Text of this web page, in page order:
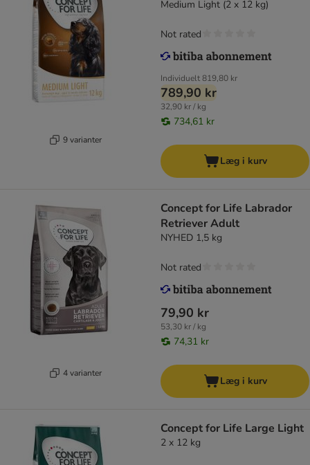
9 varianter
Medium Light (2 x 12 kg)
Individuelt819,80 kr
789,90 kr
32,90 kr / kg
734,61 kr
Not rated
Læg i kurv
4 varianter
Concept for Life Labrador
Retriever Adult
NYHED 1,5 kg
79,90 kr
53,30 kr / kg
74,31 kr
Not rated
Læg i kurv
Concept for Life Large Light
2 x 12 kg